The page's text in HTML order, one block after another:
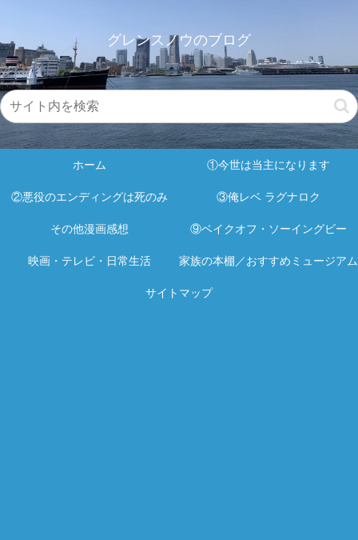
グレンスノウのブログ
ホーム ①今世は当主になります
②悪役のエンディングは死のみ ③俺レベ ラグナロク
その他漫画感想 ⑨ベイクオフ・ソーイングビー
映画・テレビ・日常生活 家族の本棚／おすすめミュージアム
サイトマップ